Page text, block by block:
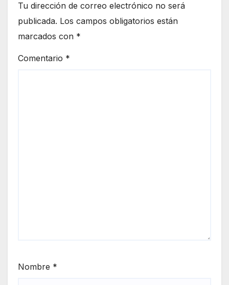
Tu dirección de correo electrónico no será
publicada. Los campos obligatorios están
marcados con *
Comentario *
Nombre *